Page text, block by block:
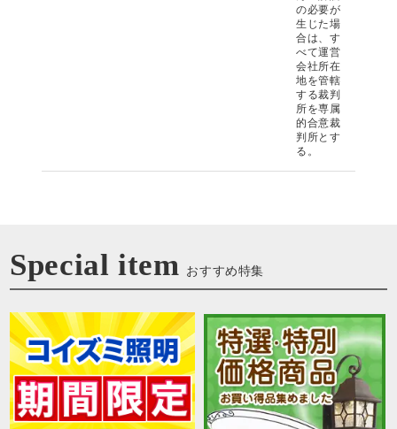
の必要が
生じた場
合は、す
べて運営
会社所在
地を管轄
する裁判
所を専属
的合意裁
判所とす
る。
Special item おすすめ特集